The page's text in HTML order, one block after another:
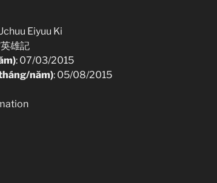
Eiyuu Ki
雄記
: 07/03/2015
năm): 05/08/2015